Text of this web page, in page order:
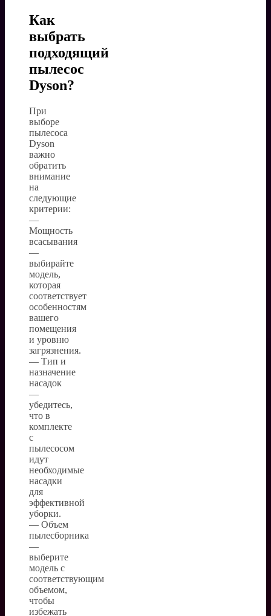
Как
выбрать
подходящий
пылесос
Dyson?
При
выборе
пылесоса
Dyson
важно
обратить
внимание
на
следующие
критерии:
—
Мощность
всасывания
—
выбирайте
модель,
которая
соответствует
особенностям
вашего
помещения
и уровню
загрязнения.
— Тип и
назначение
насадок
—
убедитесь,
что в
комплекте
с
пылесосом
идут
необходимые
насадки
для
эффективной
уборки.
— Объем
пылесборника
—
выберите
модель с
соответствующим
объемом,
чтобы
избежать